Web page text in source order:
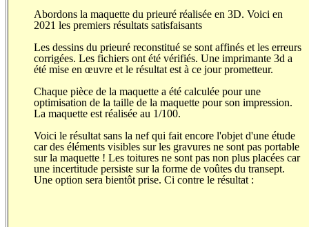
Abordons la maquette du prieuré réalisée en 3D. Voici en
2021 les premiers résultats satisfaisants
Les dessins du prieuré reconstitué se sont affinés et les erreurs
corrigées. Les fichiers ont été vérifiés. Une imprimante 3d a
été mise en œuvre et le résultat est à ce jour prometteur.
Chaque pièce de la maquette a été calculée pour une
optimisation de la taille de la maquette pour son impression.
La maquette est réalisée au 1/100.
Voici le résultat sans la nef qui fait encore l'objet d'une étude
car des éléments visibles sur les gravures ne sont pas portable
sur la maquette ! Les toitures ne sont pas non plus placées car
une incertitude persiste sur la forme de voûtes du transept.
Une option sera bientôt prise. Ci contre le résultat :